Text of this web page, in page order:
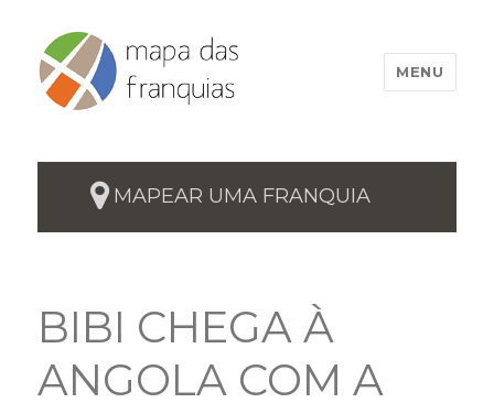
MENU
MAPEAR UMA FRANQUIA
BIBI CHEGA À
ANGOLA COM A